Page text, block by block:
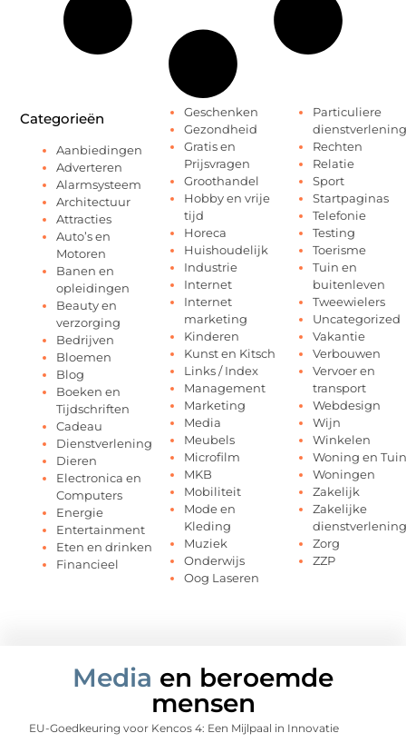
Categorieën
Aanbiedingen
Adverteren
Alarmsysteem
Architectuur
Attracties
Auto’s en
Motoren
Banen en
opleidingen
Beauty en
verzorging
Bedrijven
Bloemen
Blog
Boeken en
Tijdschriften
Cadeau
Dienstverlening
Dieren
Electronica en
Computers
Energie
Entertainment
Eten en drinken
Financieel
Geschenken
Gezondheid
Gratis en
Prijsvragen
Groothandel
Hobby en vrije
tijd
Horeca
Huishoudelijk
Industrie
Internet
Internet
marketing
Kinderen
Kunst en Kitsch
Links / Index
Management
Marketing
Media
Meubels
Microfilm
MKB
Mobiliteit
Mode en
Kleding
Muziek
Onderwijs
Oog Laseren
Particuliere
dienstverlening
Rechten
Relatie
Sport
Startpaginas
Telefonie
Testing
Toerisme
Tuin en
buitenleven
Tweewielers
Uncategorized
Vakantie
Verbouwen
Vervoer en
transport
Webdesign
Wijn
Winkelen
Woning en Tuin
Woningen
Zakelijk
Zakelijke
dienstverlening
Zorg
ZZP
Media en beroemde
mensen
EU-Goedkeuring voor Kencos 4: Een Mijlpaal in Innovatie